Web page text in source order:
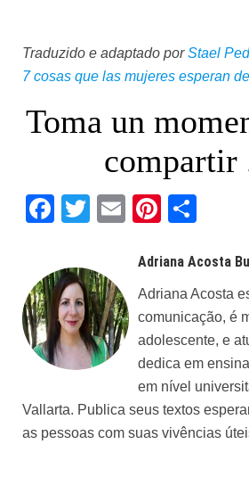
Traduzido e adaptado por Stael
7 cosas que las mujeres esperan
Toma un
compartir
Facebook
Twitter
Email
Adriana Acosta
Adriana Acosta
comunicação, é
adolescente, e
dedica em
em nível
Vallarta. Publica seus textos
as pessoas com suas vivências